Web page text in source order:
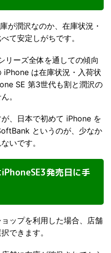
が潤沢なのか、在庫状況・
て安定しがちです。
リーズ全体を通しての傾向
iPhone は在庫状況・入荷状
SE 第3世代も割と潤沢の
。
、日本で初めて iPhone を
というのが、少なか
いです。
発売日に手
ップを利用した場合、店舗
できます。